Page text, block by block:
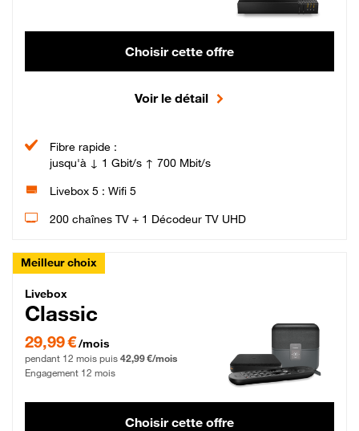
Choisir cette offre
Voir le détail
Fibre rapide :
jusqu'à ↓ 1 Gbit/s ↑ 700 Mbit/s
Livebox 5 : Wifi 5
200 chaînes TV + 1 Décodeur TV UHD
Meilleur choix
Livebox Classic Fibre
Livebox
Classic
29,99 € par mois pendant 12 mois puis 42,99 € par mois, Engagement 12 mois
29,99 €/mois
pendant 12 mois puis 42,99 €/mois
Engagement 12 mois
Choisir cette offre